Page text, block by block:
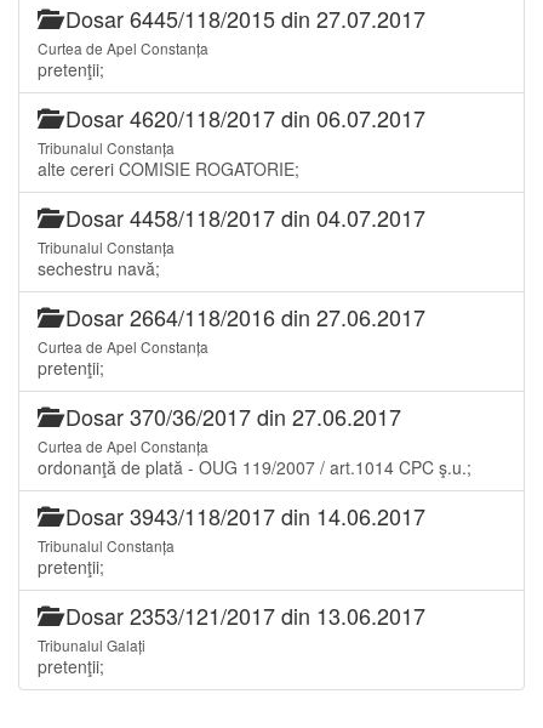
Dosar 6445/118/2015 din 27.07.2017
Curtea de Apel Constanța
pretenţii;
Dosar 4620/118/2017 din 06.07.2017
Tribunalul Constanța
alte cereri COMISIE ROGATORIE;
Dosar 4458/118/2017 din 04.07.2017
Tribunalul Constanța
sechestru navă;
Dosar 2664/118/2016 din 27.06.2017
Curtea de Apel Constanța
pretenţii;
Dosar 370/36/2017 din 27.06.2017
Curtea de Apel Constanța
ordonanţă de plată - OUG 119/2007 / art.1014 CPC ş.u.;
Dosar 3943/118/2017 din 14.06.2017
Tribunalul Constanța
pretenţii;
Dosar 2353/121/2017 din 13.06.2017
Tribunalul Galați
pretenţii;